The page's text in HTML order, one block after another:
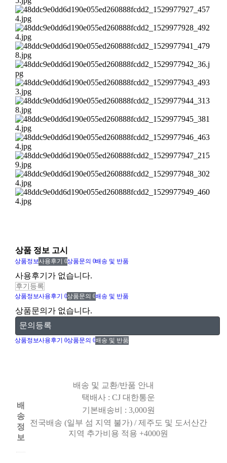
상품 정보 고시
상품정보사용후기 0상품문의 0배송 및 반품
사용후기가 없습니다.
후기등록
상품정보사용후기 0상품문의 0배송 및 반품
상품문의가 없습니다.
문의등록
상품정보사용후기 0상품문의 0배송 및 반품
배송 및 교환/반품 안내
배
송
정
보
택배사 : CJ 대한통운
기본배송비 : 3,000원
전국배송 (일부 섬 지역 불가) / 제주도 및 도서산간
지역 추가비용 적용 +4000원